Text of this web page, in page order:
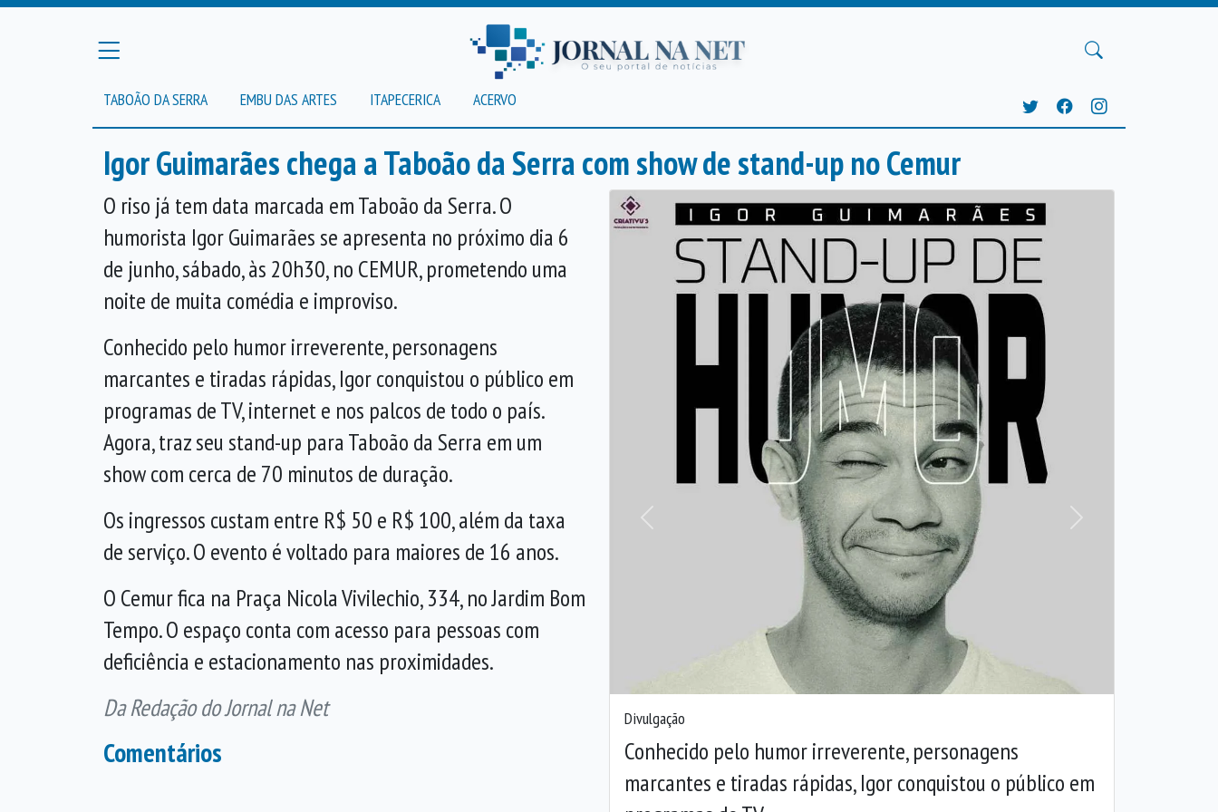
TABOÃO DA SERRA EMBU DAS ARTES ITAPECERICA ACERVO
Igor Guimarães chega a Taboão da Serra com show de stand-up no Cemur
Divulgação
Conhecido pelo humor irreverente, personagens
marcantes e tiradas rápidas, Igor conquistou o público em
Anterior Próxima
O riso já tem data marcada em Taboão da Serra. O
humorista Igor Guimarães se apresenta no próximo dia 6
de junho, sábado, às 20h30, no CEMUR, prometendo uma
noite de muita comédia e improviso.
Conhecido pelo humor irreverente, personagens
marcantes e tiradas rápidas, Igor conquistou o público em
programas de TV, internet e nos palcos de todo o país.
Agora, traz seu stand-up para Taboão da Serra em um
show com cerca de 70 minutos de duração.
Os ingressos custam entre R$ 50 e R$ 100, além da taxa
de serviço. O evento é voltado para maiores de 16 anos.
O Cemur fica na Praça Nicola Vivilechio, 334, no Jardim Bom
Tempo. O espaço conta com acesso para pessoas com
deficiência e estacionamento nas proximidades.
Da Redação do Jornal na Net
Comentários